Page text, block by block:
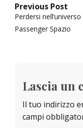
Navigazione
articoli
Previous Post
Previous
post:
Perdersi
Passenger Spazio
Lascia un
Il tuo indirizzo
campi